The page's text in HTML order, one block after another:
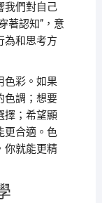
我們對自己
著認知”，意
為和思考方
色彩。如果
色調；想要
擇；希望顯
更合適。色
你就能更精